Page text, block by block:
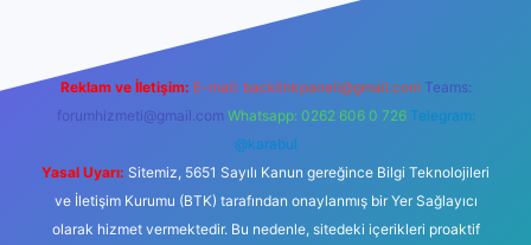
Reklam ve İletişim: E-mail: backlinkpaneli@gmail.com Teams:
forumhizmeti@gmail.com Whatsapp: 0262 606 0 726 Telegram:
@karabul
Yasal Uyarı: Sitemiz, 5651 Sayılı Kanun gereğince Bilgi Teknolojileri
ve İletişim Kurumu (BTK) tarafından onaylanmış bir Yer Sağlayıcı
olarak hizmet vermektedir. Bu nedenle, sitedeki içerikleri proaktif